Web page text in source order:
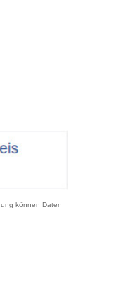
können Daten